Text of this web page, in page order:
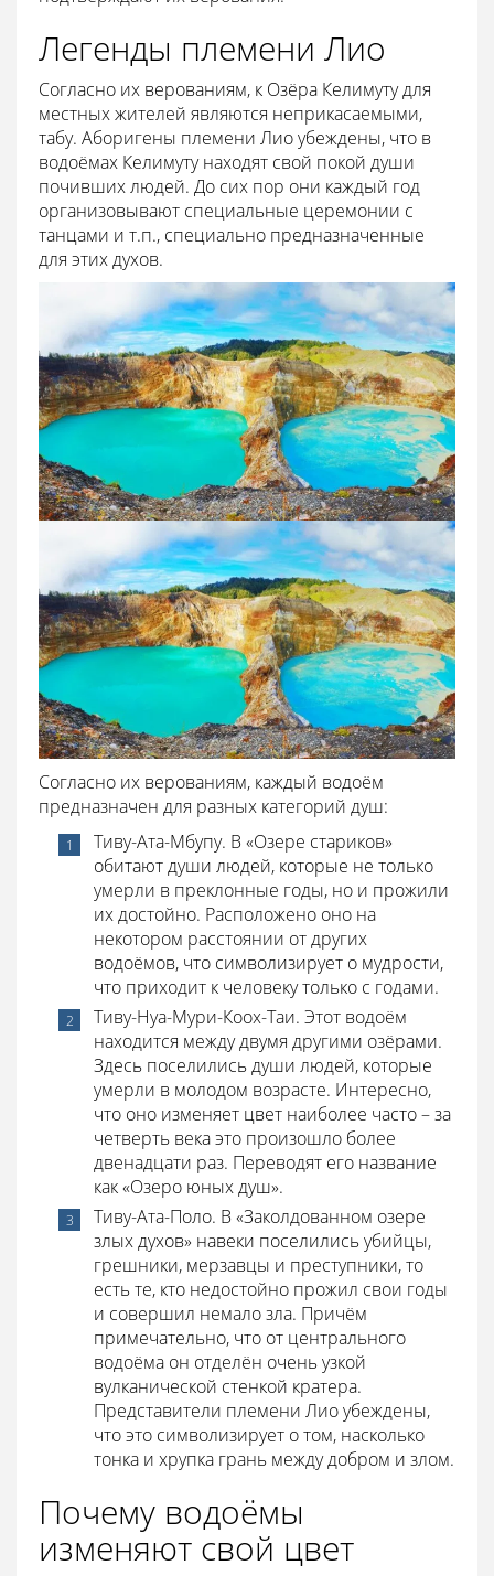
Легенды племени Лио
Согласно их верованиям, к Озёра Келимуту для
местных жителей являются неприкасаемыми,
табу. Аборигены племени Лио убеждены, что в
водоёмах Келимуту находят свой покой души
почивших людей. До сих пор они каждый год
организовывают специальные церемонии с
танцами и т.п., специально предназначенные
для этих духов.
Согласно их верованиям, каждый водоём
предназначен для разных категорий душ:
Тиву-Ата-Мбупу. В «Озере стариков»
обитают души людей, которые не только
умерли в преклонные годы, но и прожили
их достойно. Расположено оно на
некотором расстоянии от других
водоёмов, что символизирует о мудрости,
что приходит к человеку только с годами.
Тиву-Нуа-Мури-Коох-Таи. Этот водоём
находится между двумя другими озёрами.
Здесь поселились души людей, которые
умерли в молодом возрасте. Интересно,
что оно изменяет цвет наиболее часто – за
четверть века это произошло более
двенадцати раз. Переводят его название
как «Озеро юных душ».
Тиву-Ата-Поло. В «Заколдованном озере
злых духов» навеки поселились убийцы,
грешники, мерзавцы и преступники, то
есть те, кто недостойно прожил свои годы
и совершил немало зла. Причём
примечательно, что от центрального
водоёма он отделён очень узкой
вулканической стенкой кратера.
Представители племени Лио убеждены,
что это символизирует о том, насколько
тонка и хрупка грань между добром и злом.
Почему водоёмы
изменяют свой цвет